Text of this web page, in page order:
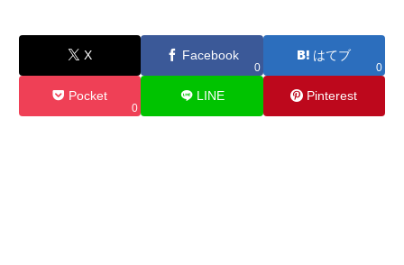
X Facebook
0
はてブ
0
Pocket
0
LINE Pinterest